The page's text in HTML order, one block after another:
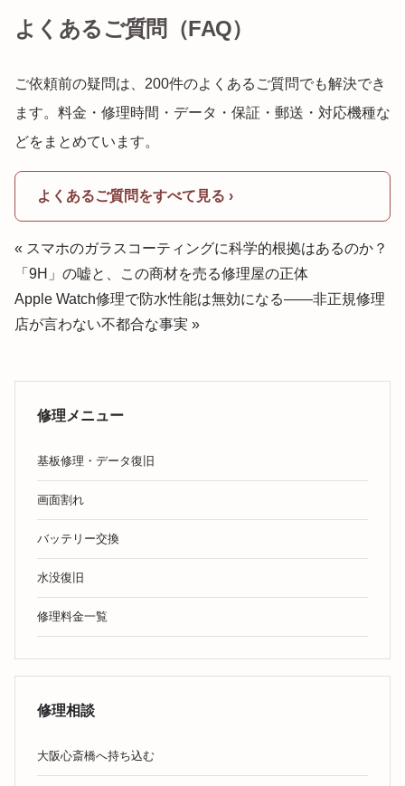
よくあるご質問（FAQ）
ご依頼前の疑問は、200件のよくあるご質問でも解決でき
ます。料金・修理時間・データ・保証・郵送・対応機種な
どをまとめています。
よくあるご質問をすべて見る ›
« スマホのガラスコーティングに科学的根拠はあるのか？
「9H」の嘘と、この商材を売る修理屋の正体
Apple Watch修理で防水性能は無効になる——非正規修理
店が言わない不都合な事実 »
修理メニュー
基板修理・データ復旧
画面割れ
バッテリー交換
水没復旧
修理料金一覧
修理相談
大阪心斎橋へ持ち込む